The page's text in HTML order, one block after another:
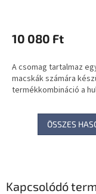
Kapcsolódó
10 080 Ft
A csomag tartalmaz
macskák számára
termékkombináció a
ÖSSZES